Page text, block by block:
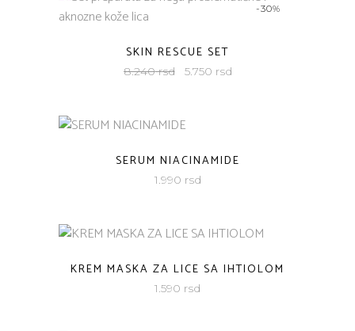
-30%
SKIN RESCUE SET
8.240rsd
Originalna
bila:
5.750 rsdTrenutna
SERUM NIACINAMIDE
1.990 rsd
KREM MASKA ZA LICE SA IHTIOLOM
1.590 rsd